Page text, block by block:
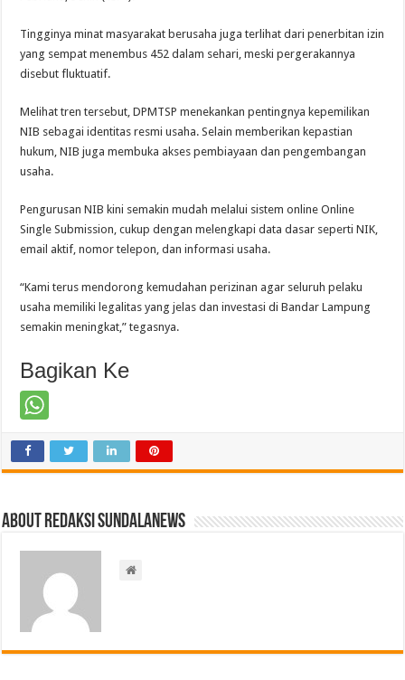
Tingginya minat masyarakat berusaha juga terlihat dari penerbitan izin
yang sempat menembus 452 dalam sehari, meski pergerakannya
disebut fluktuatif.
Melihat tren tersebut, DPMTSP menekankan pentingnya kepemilikan
NIB sebagai identitas resmi usaha. Selain memberikan kepastian
hukum, NIB juga membuka akses pembiayaan dan pengembangan
usaha.
Pengurusan NIB kini semakin mudah melalui sistem online Online
Single Submission, cukup dengan melengkapi data dasar seperti NIK,
email aktif, nomor telepon, dan informasi usaha.
“Kami terus mendorong kemudahan perizinan agar seluruh pelaku
usaha memiliki legalitas yang jelas dan investasi di Bandar Lampung
semakin meningkat,” tegasnya.
Bagikan Ke
About Redaksi Sundalanews